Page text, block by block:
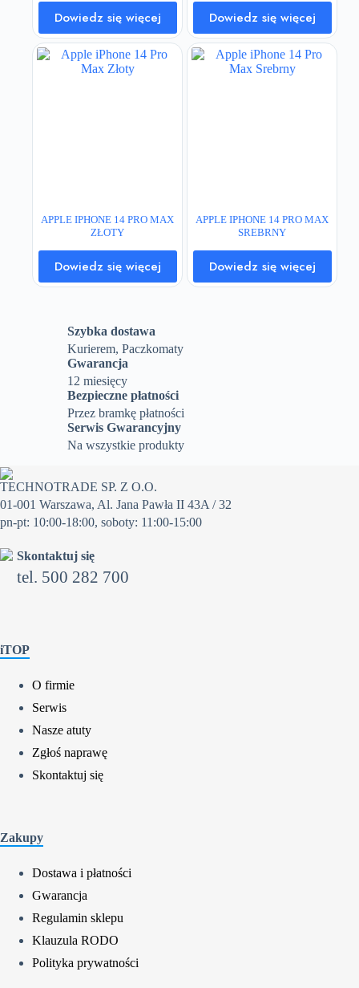
Dowiedz się więcej Dowiedz się więcej
APPLE IPHONE 14 PRO MAX
ZŁOTY
Dowiedz się więcej
APPLE IPHONE 14 PRO MAX
SREBRNY
Dowiedz się więcej
Szybka dostawa
Kurierem, Paczkomaty
Gwarancja
12 miesięcy
Bezpieczne płatności
Przez bramkę płatności
Serwis Gwarancyjny
Na wszystkie produkty
TECHNOTRADE SP. Z O.O.
01-001 Warszawa, Al. Jana Pawła II 43A / 32
pn-pt: 10:00-18:00, soboty: 11:00-15:00
Skontaktuj się
tel. 500 282 700
iTOP
O firmie
Serwis
Nasze atuty
Zgłoś naprawę
Skontaktuj się
Zakupy
Dostawa i płatności
Gwarancja
Regulamin sklepu
Klauzula RODO
Polityka prywatności